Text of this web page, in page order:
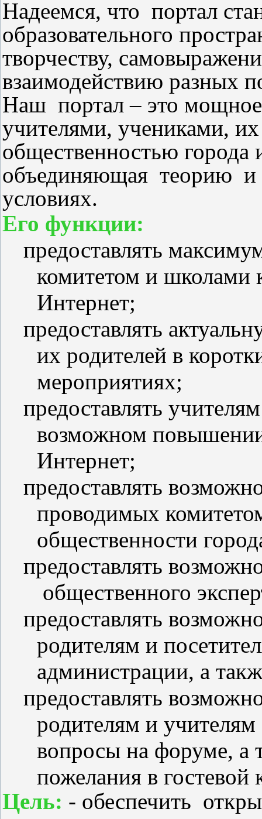
Надеемся, что портал
образовательного
творчеству,
взаимодействию разных
Наш портал – это
учителями, учениками,
общественностью города
объединяющая теорию и
условиях.
Его функции:
предоставлять
комитетом и школами
Интернет;
предоставлять
их родителей в
мероприятиях;
предоставлять
возможном
Интернет;
предоставлять
проводимых
общественности
предоставлять
общественного
предоставлять
родителям и
администрации, а
предоставлять
родителям и
вопросы на форуме, а
пожелания в гостевой
Цель: - обеспечить